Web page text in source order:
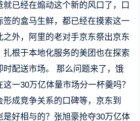
已经在煽动这个新的风口了，口
签的盒马生鲜，都已经在摸索这一
之外，阿里的老对手京东祭出京东
扎根于本地化服务的美团也在探索
时配送市场。 那么问题来了，饿
一30万亿体量市场分一杯羹吗？
成竞争关系的口碑等，京东到
是好相与的？张旭豪抢夺30万亿体